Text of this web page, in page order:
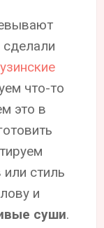
что-то
это в
стиль
и
суши.